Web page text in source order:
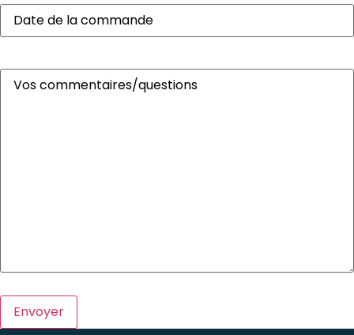
Date
commande
Vos
commentaires/questions(Nécessaire)